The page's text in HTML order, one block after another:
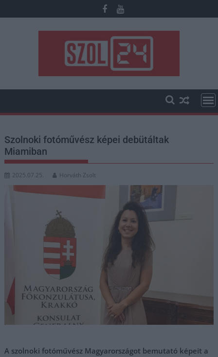
to
Szolnoki fotóművész képei debütáltak
Miamiban
2025.07.25. Horváth Zsolt
A szolnoki fotóművész Magyarországot bemutató képeit a